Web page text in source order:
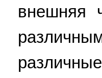
внешняя